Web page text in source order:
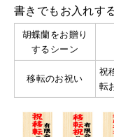
書きでもお入れす
胡蝶蘭をお贈り
するシーン
移転のお祝い
祝
転